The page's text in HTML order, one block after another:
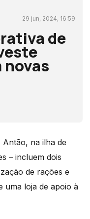
29 jun, 2024, 16:59
de
novas
na ilha de
– incluem dois
de rações e
uma loja de apoio à